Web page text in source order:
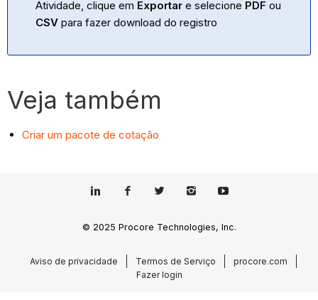
Atividade, clique em Exportar e selecione PDF ou
CSV para fazer download do registro
Veja também
Criar um pacote de cotação
© 2025 Procore Technologies, Inc.
Aviso de privacidade Termos de Serviço
procore.com
Fazer login